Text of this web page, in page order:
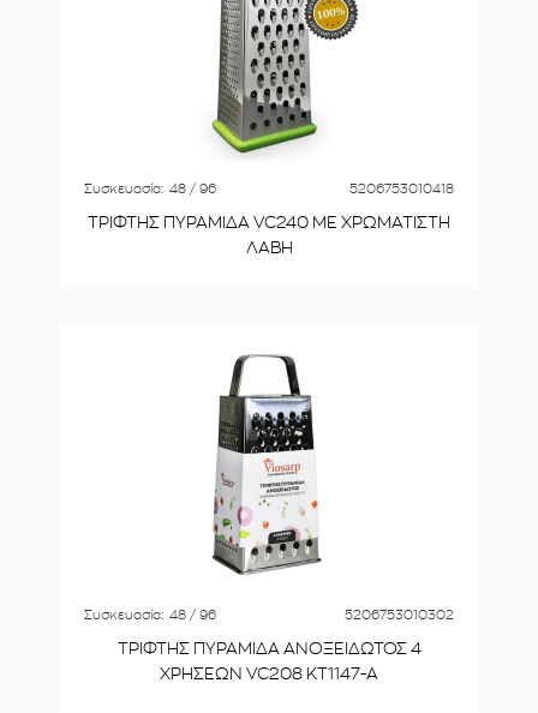
Συσκευασία: 48 / 96 5206753010418
ΤΡΙΦΤΗΣ ΠΥΡΑΜΙΔΑ VC240 ΜΕ ΧΡΩΜΑΤΙΣΤΗ
ΛΑΒΗ
Συσκευασία: 48 / 96 5206753010302
ΤΡΙΦΤΗΣ ΠΥΡΑΜΙΔΑ ΑΝΟΞΕΙΔΩΤΟΣ 4
ΧΡΗΣΕΩΝ VC208 KT1147-A